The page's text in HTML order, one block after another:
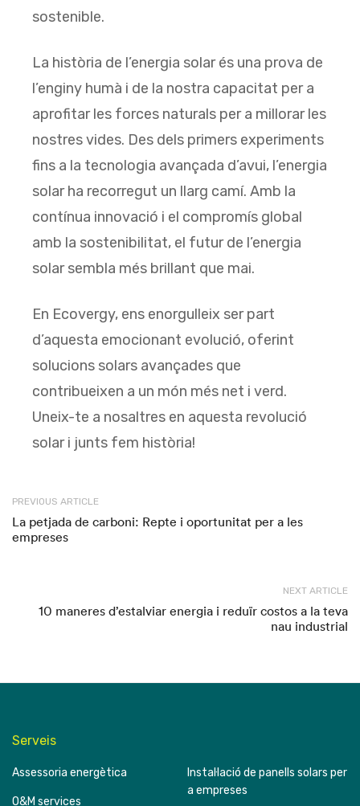
sostenible.
La història de l’energia solar és una prova de
l’enginy humà i de la nostra capacitat per a
aprofitar les forces naturals per a millorar les
nostres vides. Des dels primers experiments
fins a la tecnologia avançada d’avui, l’energia
solar ha recorregut un llarg camí. Amb la
contínua innovació i el compromís global
amb la sostenibilitat, el futur de l’energia
solar sembla més brillant que mai.
En Ecovergy, ens enorgulleix ser part
d’aquesta emocionant evolució, oferint
solucions solars avançades que
contribueixen a un món més net i verd.
Uneix-te a nosaltres en aquesta revolució
solar i junts fem història!
PREVIOUS ARTICLE
La petjada de carboni: Repte i oportunitat per a les
empreses
NEXT ARTICLE
10 maneres d’estalviar energia i reduïr costos a la teva
nau industrial
Serveis
Assessoria energètica
O&M services
Instal·lació de panells solars per
a empreses